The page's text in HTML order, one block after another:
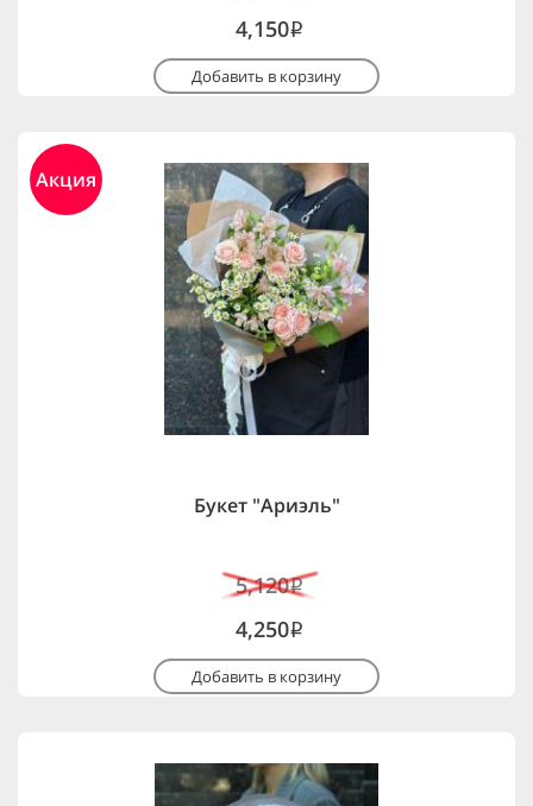
4,150i
Добавить в корзину
Акция
Букет "Ариэль"
5,120i
4,250i
Добавить в корзину